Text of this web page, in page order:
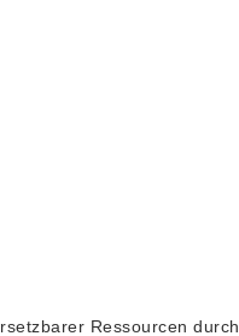
Ressourcen durch